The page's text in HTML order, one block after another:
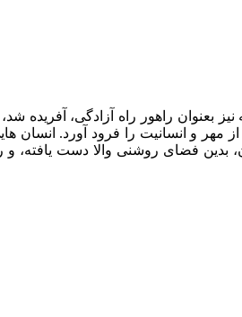
بعنوان راهور راه آزادگی، آفریده شد،
مهر و انسانیت را فرود آورد. انسان
بدین فضای روشنی والا دست یافته، و